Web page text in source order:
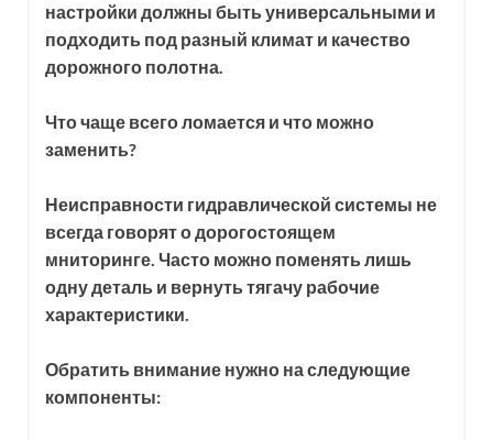
настройки должны быть универсальными и
подходить под разный климат и качество
дорожного полотна.
Что чаще всего ломается и что можно
заменить?
Неисправности гидравлической системы не
всегда говорят о дорогостоящем
мниторинге. Часто можно поменять лишь
одну деталь и вернуть тягачу рабочие
характеристики.
Обратить внимание нужно на следующие
компоненты: